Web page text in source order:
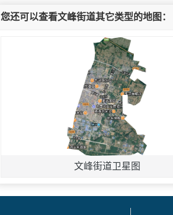
您还可以查看文峰街道其它类型的地图：
文峰街道卫星图